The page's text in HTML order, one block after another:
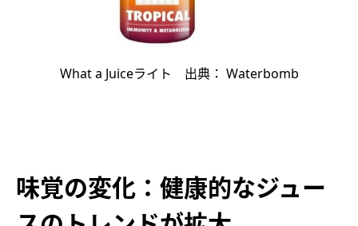
What a Juiceライト 出典： Waterbomb
味覚の変化：健康的なジュー